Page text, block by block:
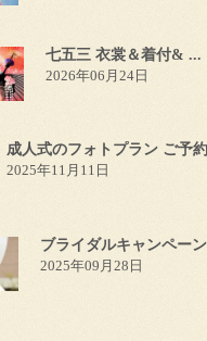
七五三 衣裳＆着付& ...
2026年06月24日
成人式のフォトプラン ご予
2025年11月11日
ブライダルキャンペーン
2025年09月28日